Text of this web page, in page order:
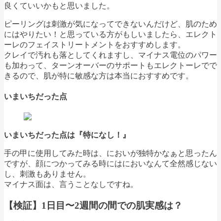
良くていいかもと思いました。
ピーリングは刺激が気になってできないんだけど、肌のため
にはやりたい！と思っている方がもしいましたら、エレクト
ーレのフェイストリートメントをおすすめします。
クレイで汚れも落としてくれますし、マイナス電位のパワー
も加わって、ターンオーバーのサポートもエレクトーレでで
きるので、肌が特に敏感な方は本当におすすめです。
いまいちだった点
いまいちだった点は『特になし！』
手の甲に使用してみた時は、においが独特かなぁと思ったん
ですが、顔につかってみる時にはにおいなんて全然感じない
し、刺激もありません。
マイナス面は、言うことなしですね。
【検証】1日目〜2週間の間での肌実感は？